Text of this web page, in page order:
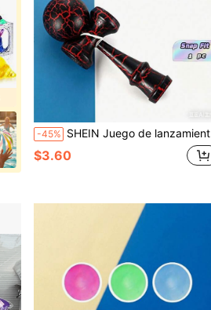
-45% SHEIN Juego de lanzamiento y recepción profesional para principiantes Jianyu, multifuncional para lanzamiento y recepción, y balón deportivo
$3.60